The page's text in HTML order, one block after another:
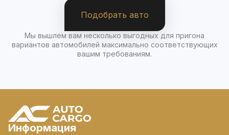
Подобрать авто
Мы вышлем вам несколько выгодных для пригона
вариантов автомобилей максимально соответствующих
вашим требованиям.
Информация